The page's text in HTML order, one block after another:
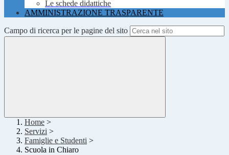
Le schede didattiche
AMMINISTRAZIONE TRASPARENTE
Campo di ricerca per le pagine del sito
Home >
Servizi >
Famiglie e Studenti >
Scuola in Chiaro